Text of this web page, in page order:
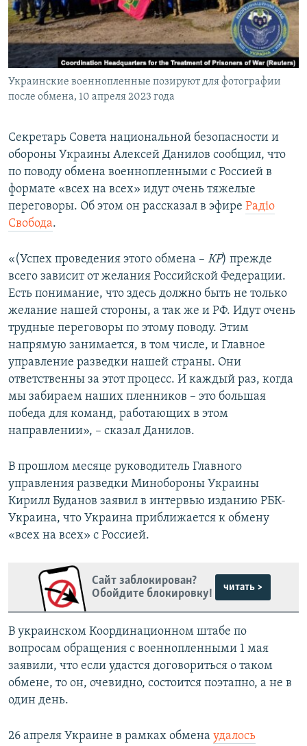
ПОБЕДИТЕЛЕЙ НЕ СУДЯТ?
КРЫМ.НЕПОКОРЕННЫЙ
ELIFBE
УКРАИНСКАЯ ПРОБЛЕМА КРЫМА
ПРИСОЕДИНЯЙТЕСЬ!
Все сайты RFE/RL
Украинские военнопленные позируют для фотографии
после обмена, 10 апреля 2023 года
Секретарь Совета национальной безопасности и
обороны Украины Алексей Данилов сообщил, что
по поводу обмена военнопленными с Россией в
формате «всех на всех» идут очень тяжелые
переговоры. Об этом он рассказал в эфире Радіо
Свобода.
«(Успех проведения этого обмена – КР) прежде
всего зависит от желания Российской Федерации.
Есть понимание, что здесь должно быть не только
желание нашей стороны, а так же и РФ. Идут очень
трудные переговоры по этому поводу. Этим
напрямую занимается, в том числе, и Главное
управление разведки нашей страны. Они
ответственны за этот процесс. И каждый раз, когда
мы забираем наших пленников – это большая
победа для команд, работающих в этом
направлении», – сказал Данилов.
В прошлом месяце руководитель Главного
управления разведки Минобороны Украины
Кирилл Буданов заявил в интервью изданию РБК-
Украина, что Украина приближается к обмену
«всех на всех» с Россией.
Сайт заблокирован?
Обойдите блокировку!
читать >
В украинском Координационном штабе по
вопросам обращения с военнопленными 1 мая
заявили, что если удастся договориться о таком
обмене, то он, очевидно, состоится поэтапно, а не в
один день.
26 апреля Украине в рамках обмена удалось